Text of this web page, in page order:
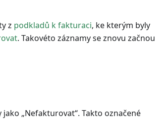
z podkladů k fakturaci, ke kterým byly
. Takovéto záznamy se znovu začnou
„Nefakturovat“. Takto označené